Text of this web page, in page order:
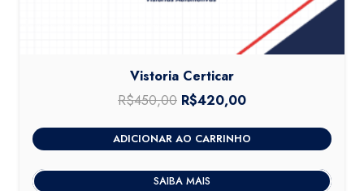
Vistoria Certicar
R$450,00 O
preço
original
era:
R$420,00
preço
atual
é:
ADICIONAR AO CARRINHO
SAIBA MAIS